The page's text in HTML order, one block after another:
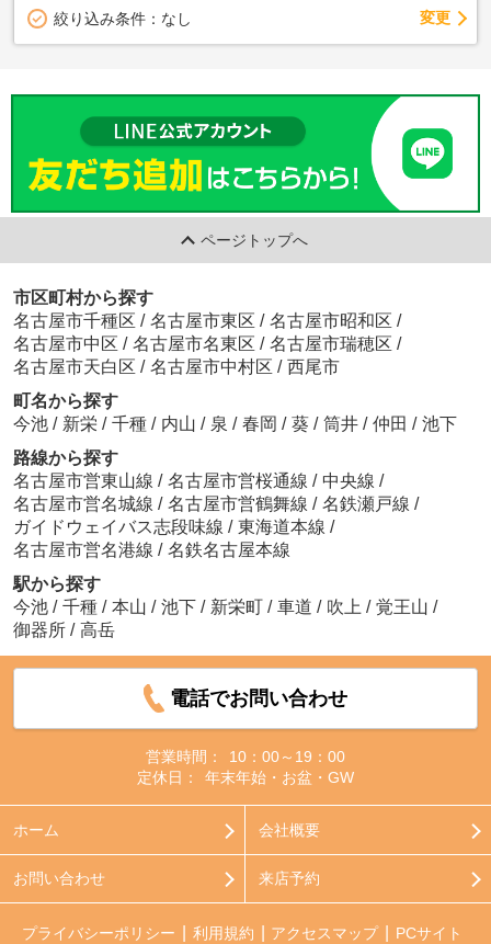
絞り込み条件： なし 変更
ページトップへ
市区町村から探す
名古屋市千種区 / 名古屋市東区 / 名古屋市昭和区 /
名古屋市中区 / 名古屋市名東区 / 名古屋市瑞穂区 /
名古屋市天白区 / 名古屋市中村区 / 西尾市
町名から探す
今池 / 新栄 / 千種 / 内山 / 泉 / 春岡 / 葵 / 筒井 / 仲田 / 池下
路線から探す
名古屋市営東山線 / 名古屋市営桜通線 / 中央線 /
名古屋市営名城線 / 名古屋市営鶴舞線 / 名鉄瀬戸線 /
ガイドウェイバス志段味線 / 東海道本線 /
名古屋市営名港線 / 名鉄名古屋本線
駅から探す
今池 / 千種 / 本山 / 池下 / 新栄町 / 車道 / 吹上 / 覚王山 /
御器所 / 高岳
電話でお問い合わせ
営業時間：
10：00～19：00
定休日：
年末年始・お盆・GW
ホーム 会社概要
お問い合わせ 来店予約
プライバシーポリシー 利用規約 アクセスマップ PCサイト